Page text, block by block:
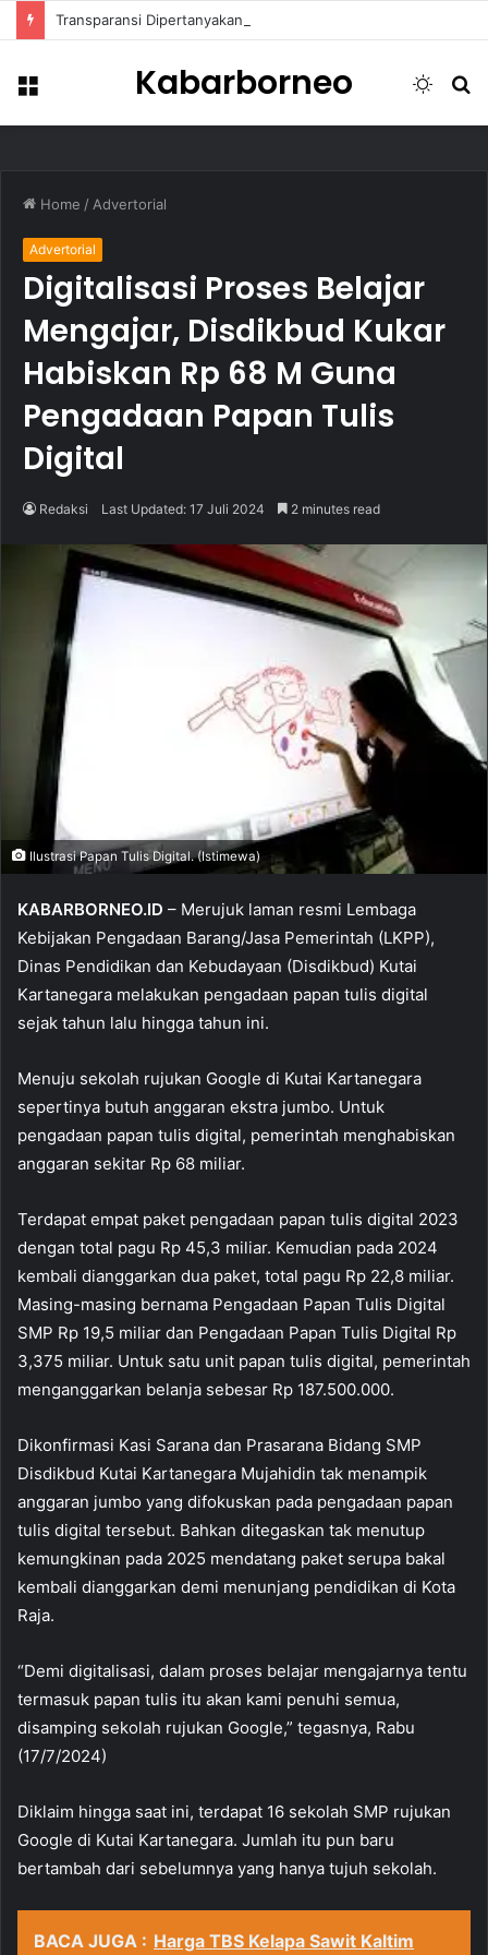
Menu Kabarborneo
Switch
Home / Advertorial
Advertorial
Digitalisasi Proses Belajar
Mengajar, Disdikbud Kukar
Habiskan Rp 68 M Guna
Pengadaan Papan Tulis
Digital
Redaksi Last Updated: 17 Juli 2024 2 minutes read
Ilustrasi Papan Tulis Digital. (Istimewa)
KABARBORNEO.ID – Merujuk laman resmi Lembaga
Kebijakan Pengadaan Barang/Jasa Pemerintah (LKPP),
Dinas Pendidikan dan Kebudayaan (Disdikbud) Kutai
Kartanegara melakukan pengadaan papan tulis digital
sejak tahun lalu hingga tahun ini.
Menuju sekolah rujukan Google di Kutai Kartanegara
sepertinya butuh anggaran ekstra jumbo. Untuk
pengadaan papan tulis digital, pemerintah menghabiskan
anggaran sekitar Rp 68 miliar.
Terdapat empat paket pengadaan papan tulis digital 2023
dengan total pagu Rp 45,3 miliar. Kemudian pada 2024
kembali dianggarkan dua paket, total pagu Rp 22,8 miliar.
Masing-masing bernama Pengadaan Papan Tulis Digital
SMP Rp 19,5 miliar dan Pengadaan Papan Tulis Digital Rp
3,375 miliar. Untuk satu unit papan tulis digital, pemerintah
menganggarkan belanja sebesar Rp 187.500.000.
Dikonfirmasi Kasi Sarana dan Prasarana Bidang SMP
Disdikbud Kutai Kartanegara Mujahidin tak menampik
anggaran jumbo yang difokuskan pada pengadaan papan
tulis digital tersebut. Bahkan ditegaskan tak menutup
kemungkinan pada 2025 mendatang paket serupa bakal
kembali dianggarkan demi menunjang pendidikan di Kota
Raja.
“Demi digitalisasi, dalam proses belajar mengajarnya tentu
termasuk papan tulis itu akan kami penuhi semua,
disamping sekolah rujukan Google,” tegasnya, Rabu
(17/7/2024)
Diklaim hingga saat ini, terdapat 16 sekolah SMP rujukan
Google di Kutai Kartanegara. Jumlah itu pun baru
bertambah dari sebelumnya yang hanya tujuh sekolah.
BACA JUGA : Harga TBS Kelapa Sawit Kaltim